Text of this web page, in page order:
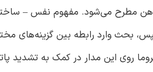
مطرح می‌شود. مفهوم نفس –
بحث وارد رابطه بین گزینه‌های
روی این مدار در کمک به تشدید